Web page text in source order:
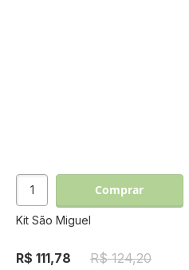
Comprar
Kit São Miguel
R$ 111,78 R$ 124,20